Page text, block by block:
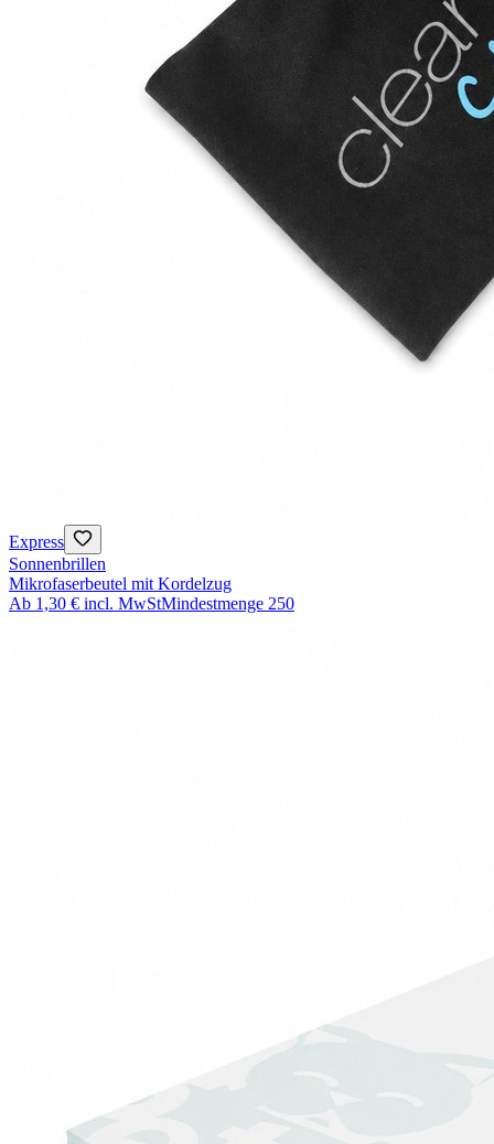
Express
Sonnenbrillen
Mikrofaserbeutel mit Kordelzug
Ab 1,30 € incl. MwStMindestmenge 250